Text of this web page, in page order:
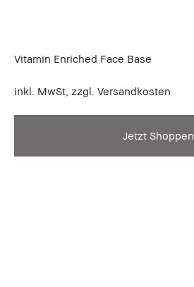
Vitamin Enriched Face Base
inkl. MwSt, zzgl. Versandkosten
Jetzt Shoppen